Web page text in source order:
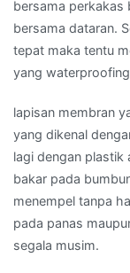
bersama perkakas
bersama dataran.
tepat maka tentu
yang
lapisan membran
yang dikenal
lagi dengan plastik
bakar pada
menempel tanpa
pada panas
segala musim.